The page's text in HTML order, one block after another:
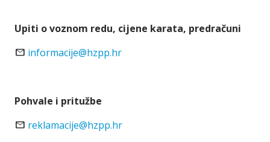
Upiti o voznom redu, cijene karata, predračuni
mail informacije@hzpp.hr
Pohvale i pritužbe
mail reklamacije@hzpp.hr